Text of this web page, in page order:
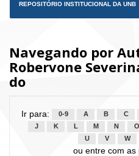
REPOSITÓRIO INSTITUCIONAL DA UNB
Navegando por
Robervone
do
Ir para: 0-9 A B C
J
K L M N O
U
V W
ou entre com as